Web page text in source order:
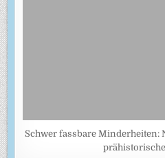
Schwer fassbare Minderheiten: